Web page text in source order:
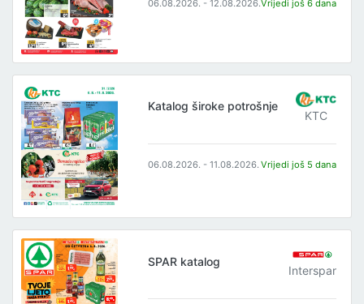
06.08.2026. - 12.08.2026.Vrijedi još 6 dana
Katalog široke potrošnje
KTC
06.08.2026. - 11.08.2026. Vrijedi još 5 dana
SPAR katalog
Interspar